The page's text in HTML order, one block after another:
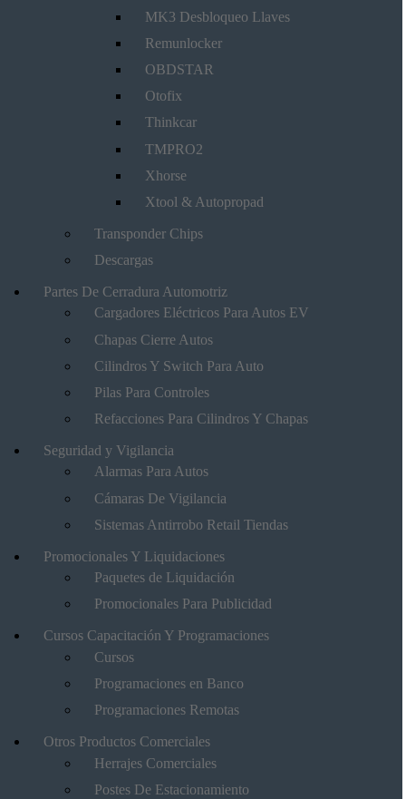
MK3 Desbloqueo Llaves
Remunlocker
OBDSTAR
Otofix
Thinkcar
TMPRO2
Xhorse
Xtool & Autopropad
Transponder Chips
Descargas
Partes De Cerradura Automotriz
Cargadores Eléctricos Para Autos EV
Chapas Cierre Autos
Cilindros Y Switch Para Auto
Pilas Para Controles
Refacciones Para Cilindros Y Chapas
Seguridad y Vigilancia
Alarmas Para Autos
Cámaras De Vigilancia
Sistemas Antirrobo Retail Tiendas
Promocionales Y Liquidaciones
Paquetes de Liquidación
Promocionales Para Publicidad
Cursos Capacitación Y Programaciones
Cursos
Programaciones en Banco
Programaciones Remotas
Otros Productos Comerciales
Herrajes Comerciales
Postes De Estacionamiento